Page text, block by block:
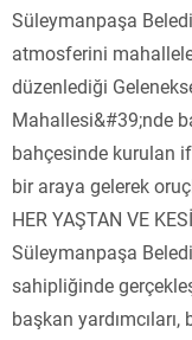
Süleymanpaşa
atmosferini
düzenlediği
Mahallesi&#39;nde
bahçesinde kurulan
bir araya gelerek
HER YAŞTAN VE
Süleymanpaşa
sahipliğinde
başkan